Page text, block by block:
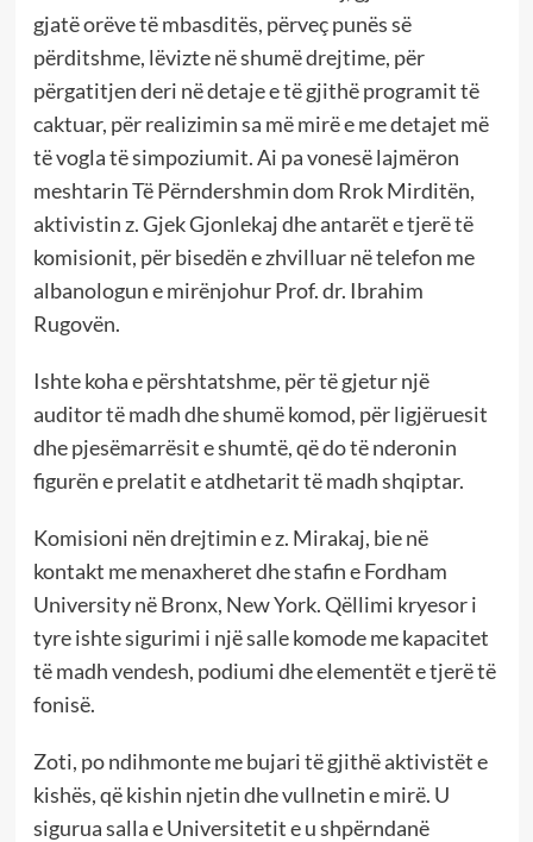
gjatë orëve të mbasditës, përveç punës së
përditshme, lëvizte në shumë drejtime, për
përgatitjen deri në detaje e të gjithë programit të
caktuar, për realizimin sa më mirë e me detajet më
të vogla të simpoziumit. Ai pa vonesë lajmëron
meshtarin Të Përndershmin dom Rrok Mirditën,
aktivistin z. Gjek Gjonlekaj dhe antarët e tjerë të
komisionit, për bisedën e zhvilluar në telefon me
albanologun e mirënjohur Prof. dr. Ibrahim
Rugovën.
Ishte koha e përshtatshme, për të gjetur një
auditor të madh dhe shumë komod, për ligjëruesit
dhe pjesëmarrësit e shumtë, që do të nderonin
figurën e prelatit e atdhetarit të madh shqiptar.
Komisioni nën drejtimin e z. Mirakaj, bie në
kontakt me menaxheret dhe stafin e Fordham
University në Bronx, New York. Qëllimi kryesor i
tyre ishte sigurimi i një salle komode me kapacitet
të madh vendesh, podiumi dhe elementët e tjerë të
fonisë.
Zoti, po ndihmonte me bujari të gjithë aktivistët e
kishës, që kishin njetin dhe vullnetin e mirë. U
sigurua salla e Universitetit e u shpërndanë